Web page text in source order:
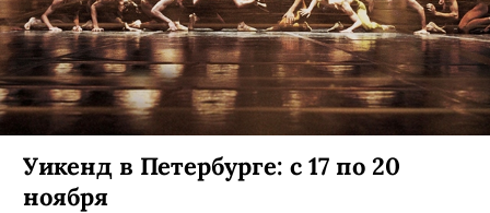
Уикенд в Петербурге: с 17 по 20
ноября